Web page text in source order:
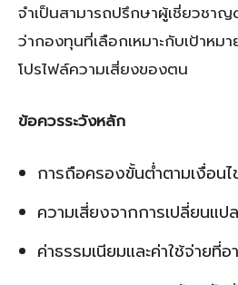
จำเป็นสามารถปรึกษาผู้เชี่ยวชาญ
ว่ากองทุนที่เลือกเหมาะกับเป้าหมา
โปรไฟล์ความเสี่ยงของตน
ข้อควรระวังหลัก
การถือครองขั้นต่ำตามเงื่อน
ความเสี่ยงจากการเปลี่ยนแ
ค่าธรรมเนียมและค่าใช้จ่ายที่